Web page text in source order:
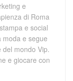
e
di Roma
e social
moda e segue
mondo Vip.
e giocare con